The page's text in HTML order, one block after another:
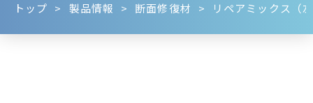
トップ 製品情報 断面修復材 リペアミックス（